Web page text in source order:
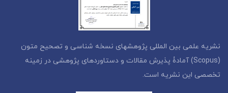
نشریه علمی بین المللی پژوهشهای نسخه شناسی و تصحیح متون
(Scopus) آمادۀ پذیرش مقالات و دستاوردهای پژوهشی در زمینه
تخصصی این نشریه است.